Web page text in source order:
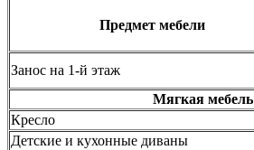
Предмет мебели
Занос на 1-й этаж
Мягкая мебель
Кресло
Детские и кухонные диваны